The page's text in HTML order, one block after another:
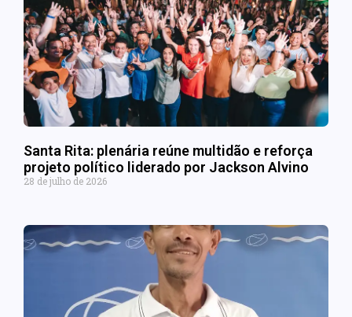
Santa Rita: plenária reúne multidão e reforça
projeto político liderado por Jackson Alvino
28 de julho de 2026